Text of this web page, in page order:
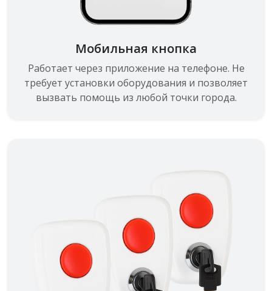
Мобильная кнопка
Работает через приложение на телефоне. Не
требует установки оборудования и позволяет
вызвать помощь из любой точки города.